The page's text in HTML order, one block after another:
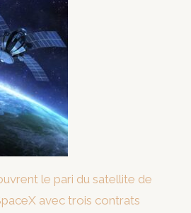
le pari du satellite de
avec trois contrats